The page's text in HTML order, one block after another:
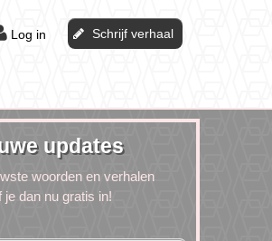
Log in Schrijf verhaal
updates
woorden en verhalen
je dan nu gratis in!